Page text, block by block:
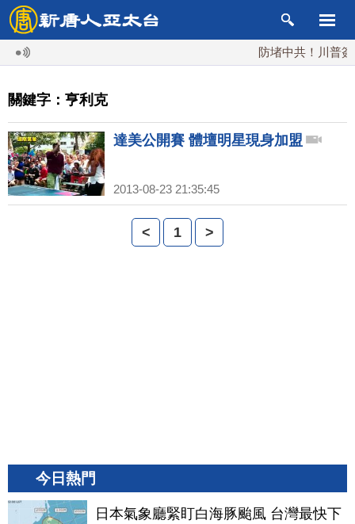
防堵中共！川普簽
關鍵字：亨利克
達美公開賽 體壇明星現身加盟
2013-08-23 21:35:45
< 1 >
今日熱門
日本氣象廳緊盯白海豚颱風 台灣最快下